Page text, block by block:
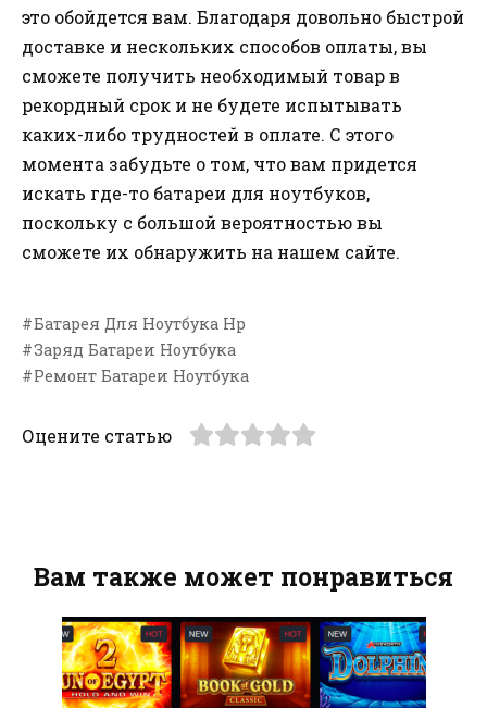
это обойдется вам. Благодаря довольно быстрой
доставке и нескольких способов оплаты, вы
сможете получить необходимый товар в
рекордный срок и не будете испытывать
каких-либо трудностей в оплате. С этого
момента забудьте о том, что вам придется
искать где-то батареи для ноутбуков,
поскольку с большой вероятностью вы
сможете их обнаружить на нашем сайте.
Батарея Для Ноутбука Hp
Заряд Батареи Ноутбука
Ремонт Батареи Ноутбука
Оцените статью
Вам также может понравиться